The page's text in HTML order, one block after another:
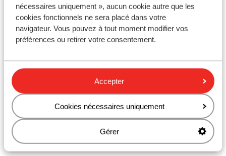
nécessaires uniquement », aucun cookie autre que les
cookies fonctionnels ne sera placé dans votre
navigateur. Vous pouvez à tout moment modifier vos
préférences ou retirer votre consentement.
Accepter
Cookies nécessaires uniquement
Gérer
Stella Island Resort & Spa - adults only
Stella Palace Aqua Park Resort
Domes Noruz Chania, Autograph Collection -
Domes Zeen Chania, a Luxury Collection Resort
Hôtel Nana Golden Beach